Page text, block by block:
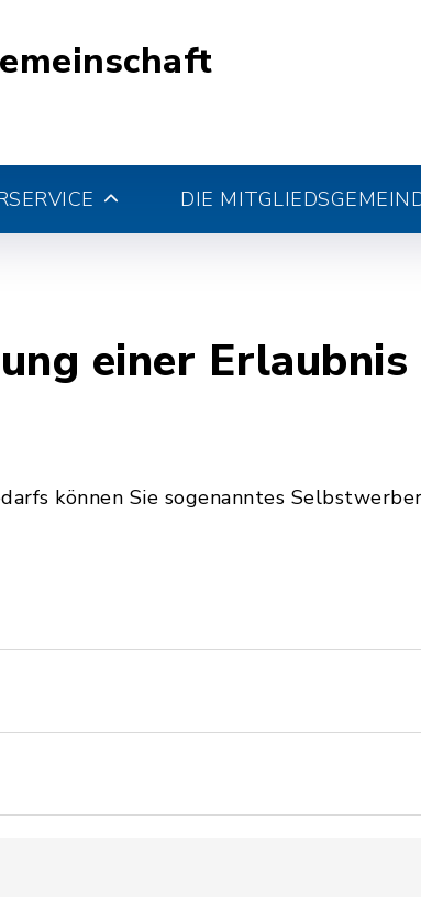
DIE
einer Erlaubnis
können Sie sogenanntes